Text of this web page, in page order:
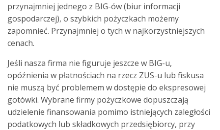
przynajmniej jednego z BIG-ów (biur informacji
gospodarczej), o szybkich pożyczkach możemy
zapomnieć. Przynajmniej o tych w najkorzystniejszych
cenach.
Jeśli nasza firma nie figuruje jeszcze w BIG-u,
opóźnienia w płatnościach na rzecz ZUS-u lub fiskusa
nie muszą być problemem w dostępie do ekspresowej
gotówki. Wybrane firmy pożyczkowe dopuszczają
udzielenie finansowania pomimo istniejących zaległości
podatkowych lub składkowych przedsiębiorcy, przy